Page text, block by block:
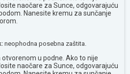
naočare za Sunce, odgovarajuću
Nanesite kremu za sunčanje
neophodna posebna zaštita.
u podne. Ako to nije
naočare za Sunce, odgovarajuću